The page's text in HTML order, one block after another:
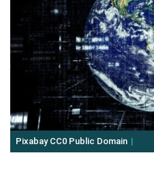
Pixabay CC0 Public Domain